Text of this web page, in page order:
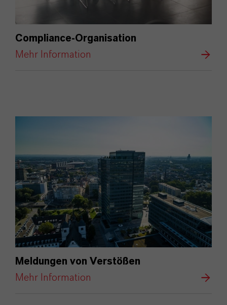
Compliance-Organisation
Mehr Information
Meldungen von Verstößen
Mehr Information